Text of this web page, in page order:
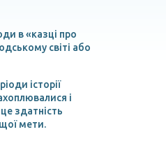
в «казці про
світі або
історії
і
здатність
мети.